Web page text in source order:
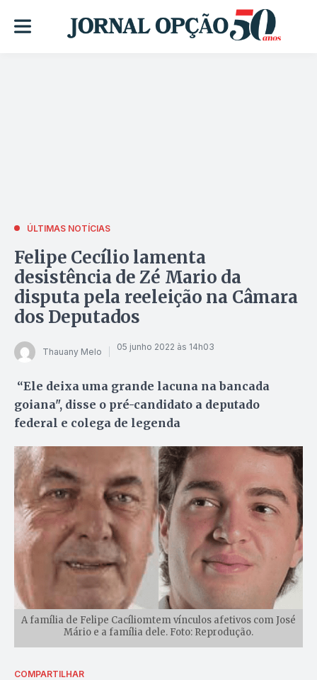
ÚLTIMAS NOTÍCIAS
Felipe Cecílio lamenta
desistência de Zé Mario da
disputa pela reeleição na Câmara
dos Deputados
Thauany Melo 05 junho 2022 às 14h03
“Ele deixa uma grande lacuna na bancada
goiana", disse o pré-candidato a deputado
federal e colega de legenda
A família de Felipe Cacíliomtem vínculos afetivos com José
Mário e a família dele. Foto: Reprodução.
COMPARTILHAR